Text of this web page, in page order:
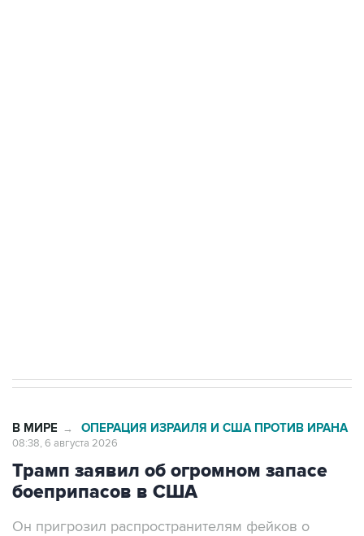
В МИРЕ → ОПЕРАЦИЯ ИЗРАИЛЯ И США ПРОТИВ ИРАНА
08:38, 6 августа 2026
Трамп заявил об огромном запасе
боеприпасов в США
Он пригрозил распространителям фейков о